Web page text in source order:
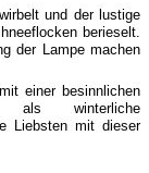
und der lustige
berieselt.
der Lampe machen
einer besinnlichen
als winterliche
Liebsten mit dieser